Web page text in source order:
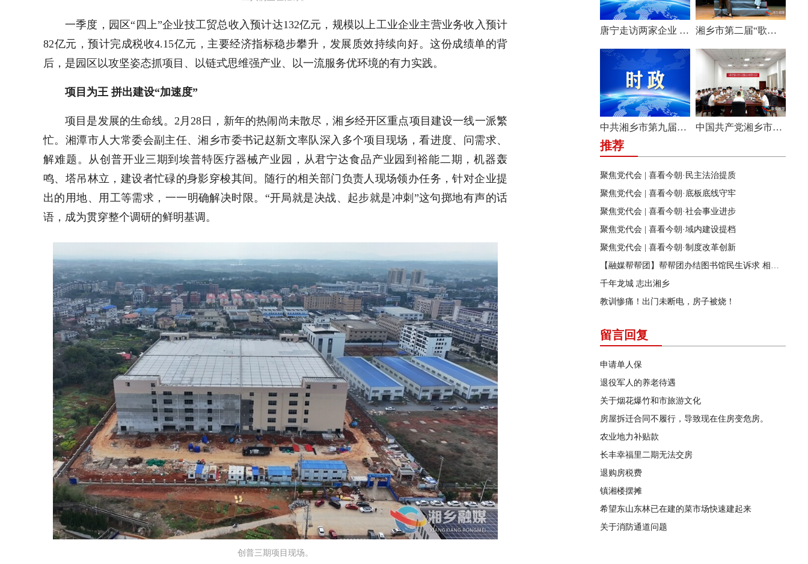
一季度，园区“四上”企业技工贸总收入预计达132亿元，规模以上工业企业主营业务收入预计
82亿元，预计完成税收4.15亿元，主要经济指标稳步攀升，发展质效持续向好。这份成绩单的背
后，是园区以攻坚姿态抓项目、以链式思维强产业、以一流服务优环境的有力实践。
项目为王 拼出建设“加速度”
项目是发展的生命线。 2 月28 日，新年的热闹尚未散尽，湘乡经开区重点项目建设一线一派繁
忙。湘潭市人大常委会副主任、湘乡市委书记赵新文率队深入多个项目现场，看进度、问需求、
解难题。从创普开业三期到埃普特医疗器械产业园，从君宁达食品产业园到裕能二期，机器轰
鸣、塔吊林立，建设者忙碌的身影穿梭其间。随行的相关部门负责人现场领办任务，针对企业提
出的用地、用工等需求，一一明确解决时限。“开局就是决战、起步就是冲刺”这句掷地有声的话
语，成为贯穿整个调研的鲜明基调。
创普三期项目现场。
唐宁走访两家企业 问需问计促发展 湘乡市第二届“歌声飞扬·乐享湘乡”歌唱比赛圆满收官
中共湘乡市第九届纪律检查委员会举行第一次全体会议 中国共产党湘乡市第九次代表大会主席团举行第六次会议
推荐
聚焦党代会 | 喜看今朝·民主法治提质
聚焦党代会 | 喜看今朝·底板底线守牢
聚焦党代会 | 喜看今朝·社会事业进步
聚焦党代会 | 喜看今朝·域内建设提档
聚焦党代会 | 喜看今朝·制度改革创新
【融媒帮帮团】帮帮团办结图书馆民生诉求 相关部门迅速行动 改善市民阅读环境
千年龙城 志出湘乡
教训惨痛！出门未断电，房子被烧！
留言回复
申请单人保
退役军人的养老待遇
关于烟花爆竹和市旅游文化
房屋拆迁合同不履行，导致现在住房变危房。
农业地力补贴款
长丰幸福里二期无法交房
退购房税费
镇湘楼摆摊
希望东山东林已在建的菜市场快速建起来
关于消防通道问题